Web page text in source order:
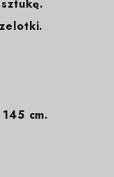
145 cm.